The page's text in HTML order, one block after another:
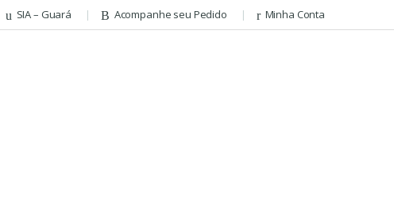
SIA – Guará Acompanhe seu Pedido Minha Conta